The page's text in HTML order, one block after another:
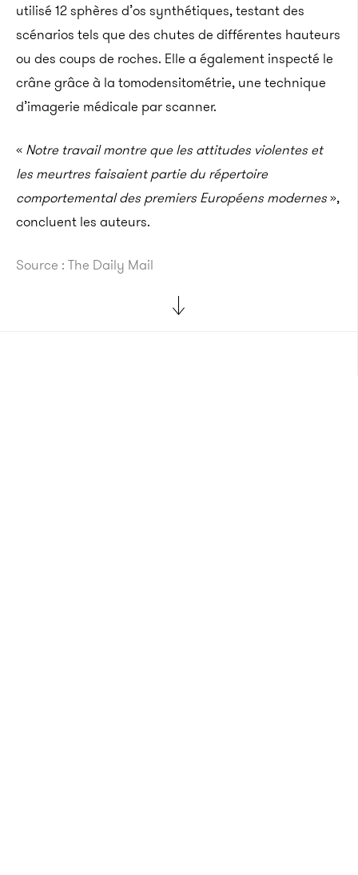
utilisé 12 sphères d’os synthétiques, testant des
scénarios tels que des chutes de différentes hauteurs
ou des coups de roches. Elle a également inspecté le
crâne grâce à la tomodensitométrie, une technique
d’imagerie médicale par scanner.
« Notre travail montre que les attitudes violentes et
les meurtres faisaient partie du répertoire
comportemental des premiers Européens modernes»,
concluent les auteurs.
Source : The Daily Mail